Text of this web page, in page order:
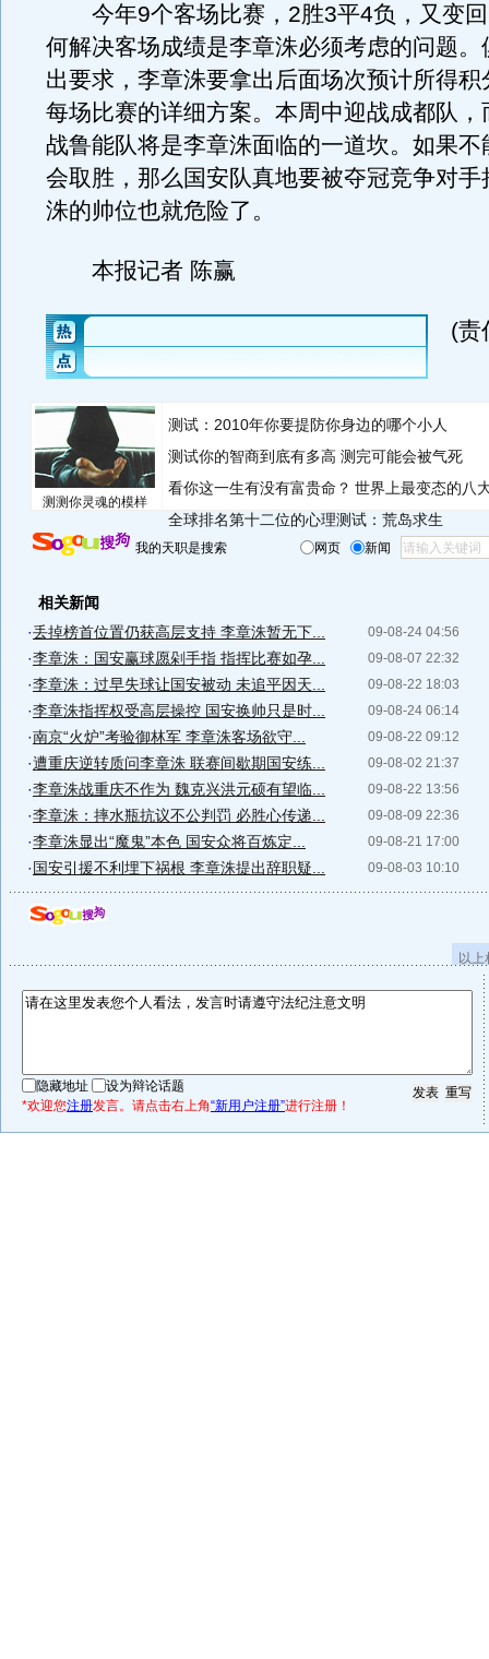
今年9个客场比赛，2胜3平4负，又变回
何解决客场成绩是李章洙必须考虑的问题。
出要求，李章洙要拿出后面场次预计所得积
每场比赛的详细方案。本周中迎战成都队，
战鲁能队将是李章洙面临的一道坎。如果不
会取胜，那么国安队真地要被夺冠竞争对手
洙的帅位也就危险了。
本报记者 陈赢
(责
测测你灵魂的模样
测试：2010年你要提防你身边的哪个小人
测试你的智商到底有多高 测完可能会被气死
看你这一生有没有富贵命？ 世界上最变态的八
全球排名第十二位的心理测试：荒岛求生
我的天职是搜索 网页 新闻
相关新闻
09-08-24 04:56
·丢掉榜首位置仍获高层支持 李章洙暂无下...
09-08-07 22:32
·李章洙：国安赢球愿剁手指 指挥比赛如孕...
09-08-22 18:03
·李章洙：过早失球让国安被动 未追平因天...
09-08-24 06:14
·李章洙指挥权受高层操控 国安换帅只是时...
09-08-22 09:12
·南京“火炉”考验御林军 李章洙客场欲守...
09-08-02 21:37
·遭重庆逆转质问李章洙 联赛间歇期国安练...
09-08-22 13:56
·李章洙战重庆不作为 魏克兴洪元硕有望临...
09-08-09 22:36
·李章洙：摔水瓶抗议不公判罚 必胜心传递...
09-08-21 17:00
·李章洙显出“魔鬼”本色 国安众将百炼定...
09-08-03 10:10
· 国安引援不利埋下祸根 李章洙提出辞职疑...
以
隐藏地址
设为辩论话题
*欢迎您注册发言。请点击右上角“新用户注册”进行注册！